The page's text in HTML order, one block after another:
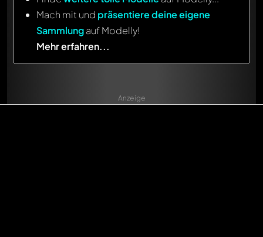
Mach mit und präsentiere deine eigene
Sammlungauf Modelly!
Mehr erfahren...
Anzeige